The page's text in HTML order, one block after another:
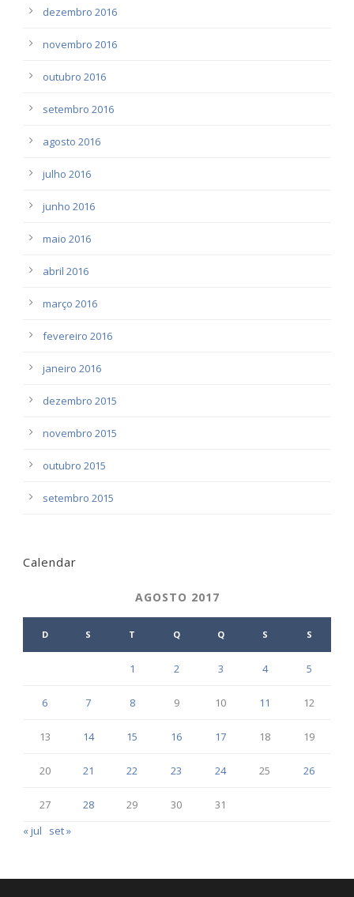
dezembro 2016
novembro 2016
outubro 2016
setembro 2016
agosto 2016
julho 2016
junho 2016
maio 2016
abril 2016
março 2016
fevereiro 2016
janeiro 2016
dezembro 2015
novembro 2015
outubro 2015
setembro 2015
Calendar
AGOSTO 2017
D S T Q Q S S
1 2 3 4 5
6 7 8 9 10 11 12
13 14 15 16 17 18 19
20 21 22 23 24 25 26
27 28 29 30
31
« jul
set »